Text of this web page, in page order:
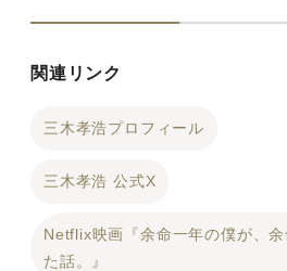
関連リンク
三木孝浩プロフィール
三木孝浩 公式X
Netflix映画『余命一年の僕が、
た話。』